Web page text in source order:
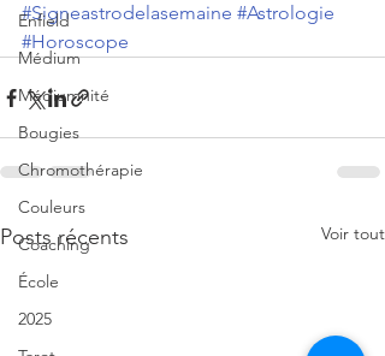
Enfield
Médium
Médiumnité
Bougies
Chromothérapie
Couleurs
Coaching
École
2025
#Signeastrodelasemaine #Astrologie
#Horoscope
Posts récents Voir tout